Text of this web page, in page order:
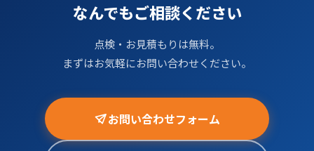
なんでもご相談ください
点検・お見積もりは無料。
まずはお気軽にお問い合わせください。
お問い合わせフォーム